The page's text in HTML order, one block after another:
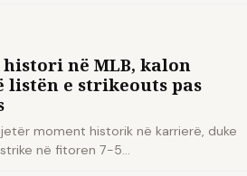
në MLB, kalon
listën e strikeouts pas
moment historik në karrierë, duke
në fitoren 7-5…